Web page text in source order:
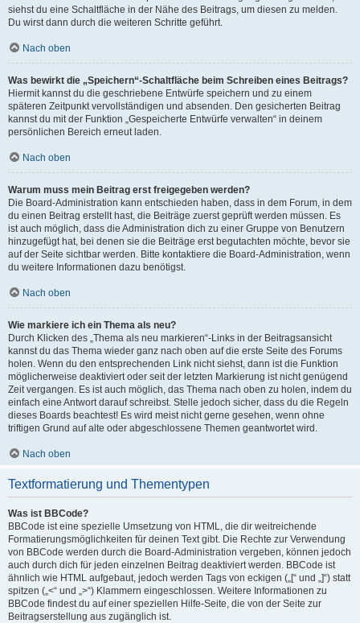
siehst du eine Schaltfläche in der Nähe des Beitrags, um diesen zu melden.
Du wirst dann durch die weiteren Schritte geführt.
Nach oben
Was bewirkt die „Speichern“-Schaltfläche beim Schreiben eines Beitrags?
Hiermit kannst du die geschriebene Entwürfe speichern und zu einem
späteren Zeitpunkt vervollständigen und absenden. Den gesicherten Beitrag
kannst du mit der Funktion „Gespeicherte Entwürfe verwalten“ in deinem
persönlichen Bereich erneut laden.
Nach oben
Warum muss mein Beitrag erst freigegeben werden?
Die Board-Administration kann entschieden haben, dass in dem Forum, in dem
du einen Beitrag erstellt hast, die Beiträge zuerst geprüft werden müssen. Es
ist auch möglich, dass die Administration dich zu einer Gruppe von Benutzern
hinzugefügt hat, bei denen sie die Beiträge erst begutachten möchte, bevor sie
auf der Seite sichtbar werden. Bitte kontaktiere die Board-Administration, wenn
du weitere Informationen dazu benötigst.
Nach oben
Wie markiere ich ein Thema als neu?
Durch Klicken des „Thema als neu markieren“-Links in der Beitragsansicht
kannst du das Thema wieder ganz nach oben auf die erste Seite des Forums
holen. Wenn du den entsprechenden Link nicht siehst, dann ist die Funktion
möglicherweise deaktiviert oder seit der letzten Markierung ist nicht genügend
Zeit vergangen. Es ist auch möglich, das Thema nach oben zu holen, indem du
einfach eine Antwort darauf schreibst. Stelle jedoch sicher, dass du die Regeln
dieses Boards beachtest! Es wird meist nicht gerne gesehen, wenn ohne
triftigen Grund auf alte oder abgeschlossene Themen geantwortet wird.
Nach oben
Textformatierung und Thementypen
Was ist BBCode?
BBCode ist eine spezielle Umsetzung von HTML, die dir weitreichende
Formatierungsmöglichkeiten für deinen Text gibt. Die Rechte zur Verwendung
von BBCode werden durch die Board-Administration vergeben, können jedoch
auch durch dich für jeden einzelnen Beitrag deaktiviert werden. BBCode ist
ähnlich wie HTML aufgebaut, jedoch werden Tags von eckigen („[“ und „]“) statt
spitzen („<“ und „>“) Klammern eingeschlossen. Weitere Informationen zu
BBCode findest du auf einer speziellen Hilfe-Seite, die von der Seite zur
Beitragserstellung aus zugänglich ist.